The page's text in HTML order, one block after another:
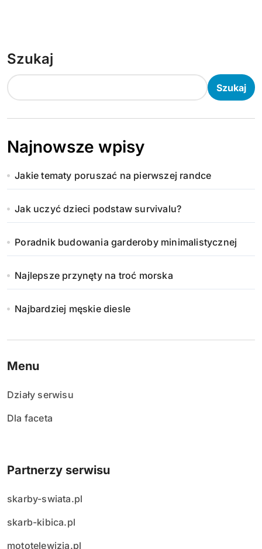
Szukaj
Szukaj
Najnowsze wpisy
Jakie tematy poruszać na pierwszej randce
Jak uczyć dzieci podstaw survivalu?
Poradnik budowania garderoby minimalistycznej
Najlepsze przynęty na troć morska
Najbardziej męskie diesle
Menu
Działy serwisu
Dla faceta
Partnerzy serwisu
skarby-swiata.pl
skarb-kibica.pl
mototelewizja.pl